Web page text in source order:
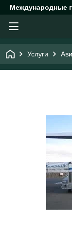
Международные
Услуги